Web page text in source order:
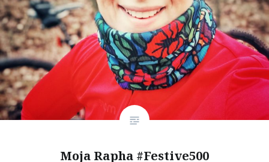
Moja Rapha #Festive500